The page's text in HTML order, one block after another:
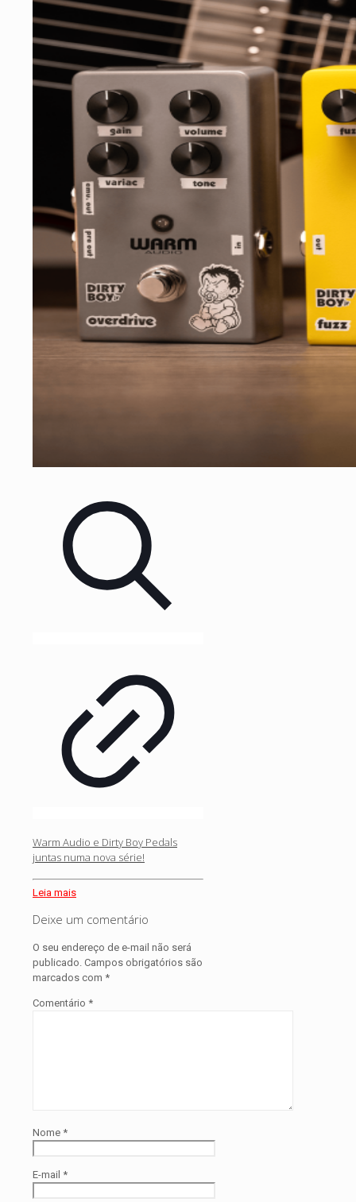
Warm Audio e Dirty Boy Pedals
juntas numa nova série!
Leia mais
Deixe um comentário
O seu endereço de e-mail não será
publicado. Campos obrigatórios são
marcados com *
Comentário *
Nome *
E-mail *